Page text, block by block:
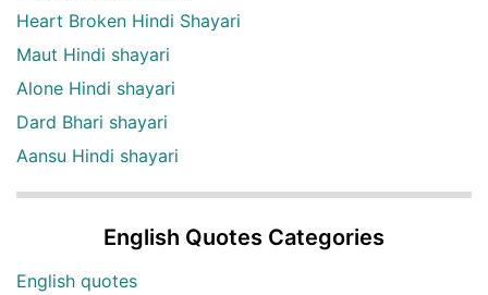
Heart Broken Hindi Shayari
Maut Hindi shayari
Alone Hindi shayari
Dard Bhari shayari
Aansu Hindi shayari
English Quotes Categories
English quotes